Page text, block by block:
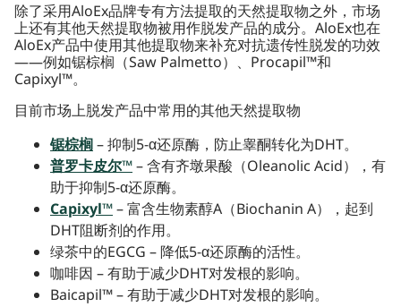
除了采用AloEx品牌专有方法提取的天然提取物之外，市场
上还有其他天然提取物被用作脱发产品的成分。AloEx也在
AloEx产品中使用其他提取物来补充对抗遗传性脱发的功效
——例如锯棕榈（Saw Palmetto）、Procapil™和
Capixyl™。
目前市场上脱发产品中常用的其他天然提取物
锯棕榈– 抑制5-α还原酶，防止睾酮转化为DHT。
普罗卡皮尔™– 含有齐墩果酸（Oleanolic Acid），有
助于抑制5-α还原酶。
Capixyl™– 富含生物素醇A（Biochanin A），起到
DHT阻断剂的作用。
绿茶中的EGCG – 降低5-α还原酶的活性。
咖啡因 – 有助于减少DHT对发根的影响。
Baicapil™ – 有助于减少DHT对发根的影响。